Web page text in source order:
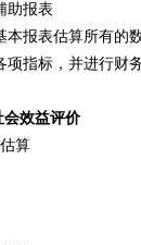
报表
估算所有的数据
，并进行财务分
会效益评价
算